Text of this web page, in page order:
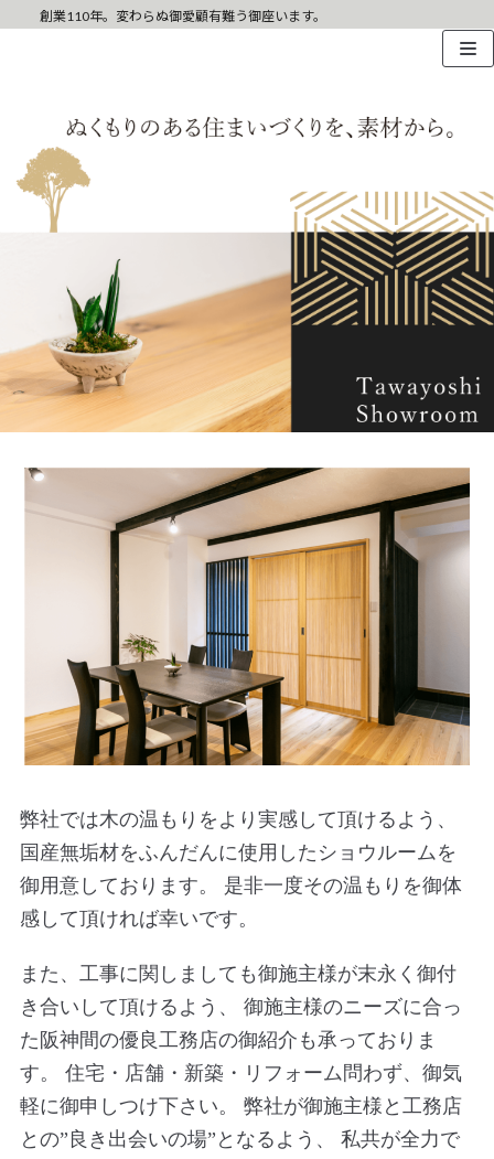
創業110年。変わらぬ御愛顧有難う御座います。
コ
へ
ス
弊社では木の温もりをより実感して頂けるよう、
国産無垢材をふんだんに使用したショウルームを
御用意しております。
是非一度その温もりを御体
感して頂ければ幸いです。
また、工事に関しましても御施主様が末永く御付
き合いして頂けるよう、
御施主様のニーズに合っ
た阪神間の優良工務店の御紹介も承っておりま
す。
住宅・店舗・新築・リフォーム問わず、御気
軽に御申しつけ下さい。
弊社が御施主様と工務店
との”良き出会いの場”となるよう、
私共が全力で